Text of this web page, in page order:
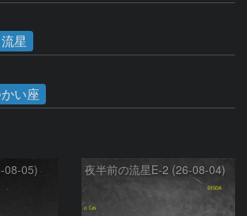
流星
い座
08-05) 夜半前の流星E-2 (26-08-04)